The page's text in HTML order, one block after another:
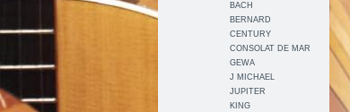
BACH
BERNARD
CENTURY
CONSOLAT DE MAR
GEWA
J MICHAEL
JUPITER
KING